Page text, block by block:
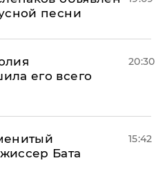
песни
его всего
20:30
Бата
15:42